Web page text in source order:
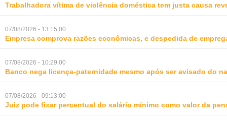
Trabalhadora vítima de violência doméstica tem justa causa
07/08/2026 - 13:15:00
Empresa comprova razões econômicas, e despedida de
07/08/2026 - 10:29:00
Banco nega licença-paternidade mesmo após ser avisado do
07/08/2026 - 09:13:00
Juiz pode fixar percentual do salário mínimo como valor da